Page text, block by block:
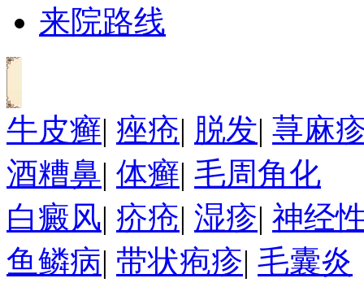
来院路线
牛皮癣| 痤疮| 脱发| 荨麻
酒糟鼻| 体癣| 毛周角化
白癜风| 疥疮| 湿疹| 神经
鱼鳞病| 带状疱疹| 毛囊炎